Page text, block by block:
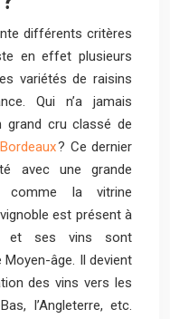
différents critères
en effet plusieurs
variétés de raisins
Qui n’a jamais
grand cru classé de
? Ce dernier
avec une grande
la vitrine
est présent à
et ses vins sont
âge. Il devient
des vins vers les
l’Angleterre, etc.